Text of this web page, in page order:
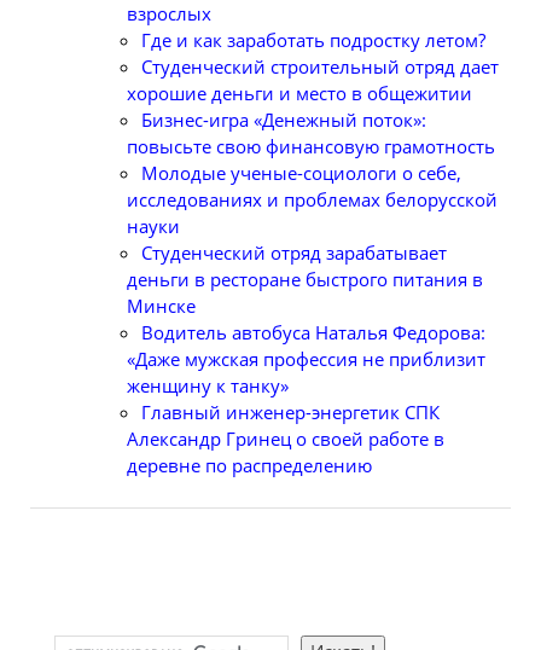
взрослых
Где и как заработать подростку летом?
Студенческий строительный отряд дает
хорошие деньги и место в общежитии
Бизнес-игра «Денежный поток»:
повысьте свою финансовую грамотность
Молодые ученые-социологи о себе,
исследованиях и проблемах белорусской
науки
Студенческий отряд зарабатывает
деньги в ресторане быстрого питания в
Минске
Водитель автобуса Наталья Федорова:
«Даже мужская профессия не приблизит
женщину к танку»
Главный инженер-энергетик СПК
Александр Гринец о своей работе в
деревне по распределению